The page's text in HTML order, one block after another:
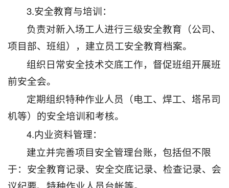
3.安全教育与培训：
负责对新入场工人进行三级安全教育（公司、
项目部、班组），建立员工安全教育档案。
组织日常安全技术交底工作，督促班组开展班
前安全会。
定期组织特种作业人员（电工、焊工、塔吊司
机等）的安全培训和考核。
4.内业资料管理：
建立并完善项目安全管理台账，包括但不限
于：安全教育记录、安全交底记录、检查记录、会